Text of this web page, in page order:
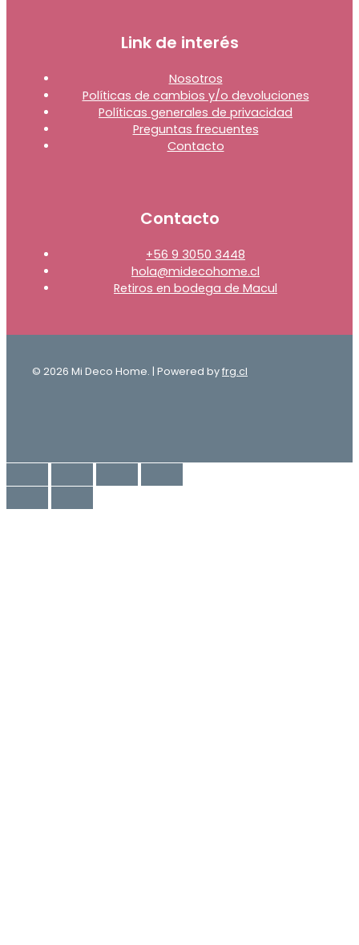
Link de interés
Nosotros
Políticas de cambios y/o devoluciones
Políticas generales de privacidad
Preguntas frecuentes
Contacto
Contacto
+56 9 3050 3448
hola@midecohome.cl
Retiros en bodega de Macul
© 2026 Mi Deco Home. | Powered byfrg.cl